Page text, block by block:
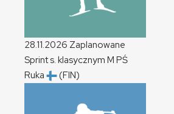
28.11.2026 Zaplanowane
Sprint s. klasycznym M PŚ
Ruka
(FIN)